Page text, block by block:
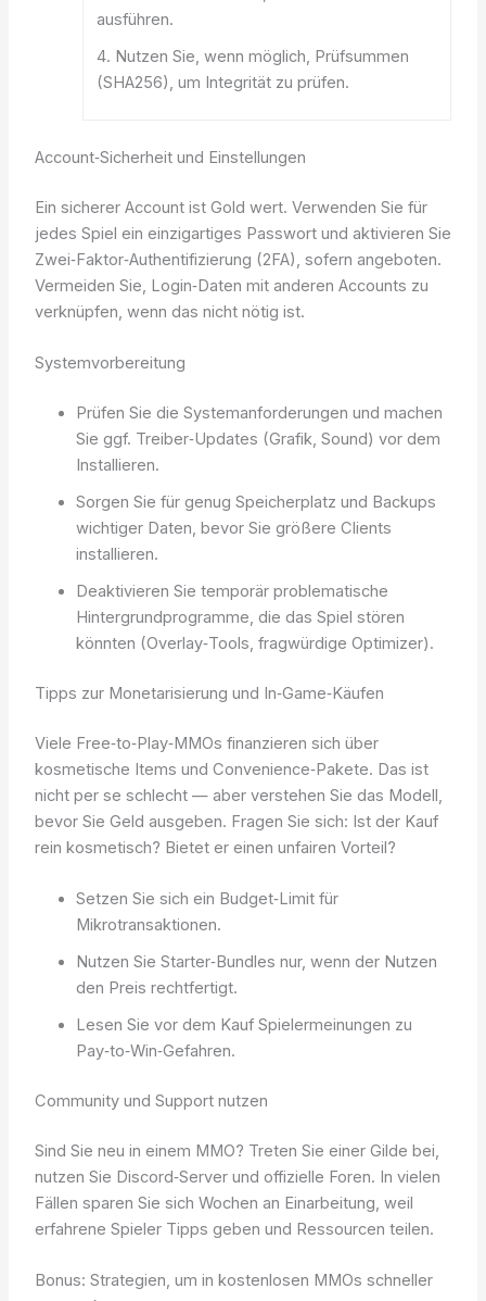
ausführen.
Nutzen Sie, wenn möglich, Prüfsummen
(SHA256), um Integrität zu prüfen.
Account‑Sicherheit und Einstellungen
Ein sicherer Account ist Gold wert. Verwenden Sie für
jedes Spiel ein einzigartiges Passwort und aktivieren Sie
Zwei‑Faktor‑Authentifizierung (2FA), sofern angeboten.
Vermeiden Sie, Login‑Daten mit anderen Accounts zu
verknüpfen, wenn das nicht nötig ist.
Systemvorbereitung
Prüfen Sie die Systemanforderungen und machen
Sie ggf. Treiber‑Updates (Grafik, Sound) vor dem
Installieren.
Sorgen Sie für genug Speicherplatz und Backups
wichtiger Daten, bevor Sie größere Clients
installieren.
Deaktivieren Sie temporär problematische
Hintergrundprogramme, die das Spiel stören
könnten (Overlay‑Tools, fragwürdige Optimizer).
Tipps zur Monetarisierung und In‑Game‑Käufen
Viele Free‑to‑Play‑MMOs finanzieren sich über
kosmetische Items und Convenience‑Pakete. Das ist
nicht per se schlecht — aber verstehen Sie das Modell,
bevor Sie Geld ausgeben. Fragen Sie sich: Ist der Kauf
rein kosmetisch? Bietet er einen unfairen Vorteil?
Setzen Sie sich ein Budget‑Limit für
Mikrotransaktionen.
Nutzen Sie Starter‑Bundles nur, wenn der Nutzen
den Preis rechtfertigt.
Lesen Sie vor dem Kauf Spielermeinungen zu
Pay‑to‑Win‑Gefahren.
Community und Support nutzen
Sind Sie neu in einem MMO? Treten Sie einer Gilde bei,
nutzen Sie Discord‑Server und offizielle Foren. In vielen
Fällen sparen Sie sich Wochen an Einarbeitung, weil
erfahrene Spieler Tipps geben und Ressourcen teilen.
Bonus: Strategien, um in kostenlosen MMOs schneller